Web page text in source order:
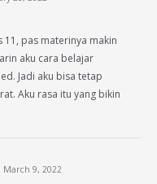
11, pas materinya makin
aku cara belajar
Jadi aku bisa tetap
Aku rasa itu yang bikin
March 9, 2022